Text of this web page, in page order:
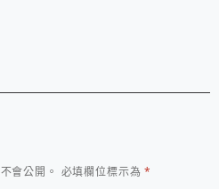
會公開。 必填欄位標示為*